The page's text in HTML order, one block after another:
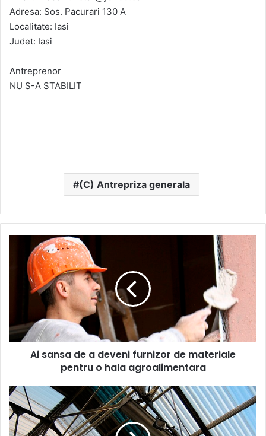
Adresa: Sos. Pacurari 130 A
Localitate: Iasi
Judet: Iasi
Antreprenor
NU S-A STABILIT
(C) Antrepriza generala
sansa
deveni
materiale
pentru
Ai sansa de a deveni furnizor de materiale
pentru o hala agroalimentara
Cerere
de
proiectare
si